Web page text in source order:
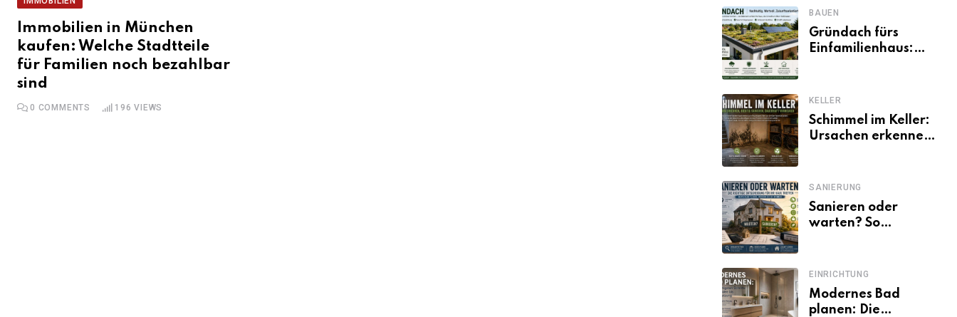
Immobilien in München
kaufen: Welche Stadtteile
für Familien noch bezahlbar
sind
0 COMMENTS 196 VIEWS
BAUEN
Gründach fürs
Einfamilienhaus:
ökologische Wirkung
KELLER
Schimmel im Keller:
Ursachen erkennen
SANIERUNG
Sanieren oder
warten? So
unsicherer Kosten,
Zinsen und
Förderbedingungen
EINRICHTUNG
Modernes Bad
planen: Die